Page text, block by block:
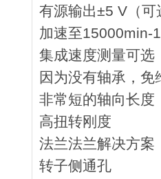
有源输出±5 V（可
加速至15000min-1
集成速度测量可选
因为没有轴承，免
非常短的轴向长度
高扭转刚度
法兰法兰解决方案
转子侧通孔